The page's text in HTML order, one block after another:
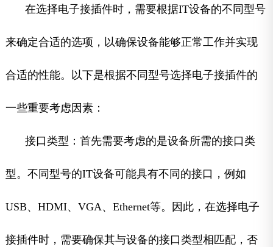
在选择电子接插件时，需要根据IT设备的不同型号
来确定合适的选项，以确保设备能够正常工作并实现
合适的性能。以下是根据不同型号选择电子接插件的
一些重要考虑因素：
接口类型：首先需要考虑的是设备所需的接口类
型。不同型号的IT设备可能具有不同的接口，例如
USB、HDMI、VGA、Ethernet等。因此，在选择电子
接插件时，需要确保其与设备的接口类型相匹配，否